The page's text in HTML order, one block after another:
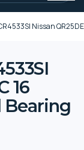
Nissan
16
Bearing